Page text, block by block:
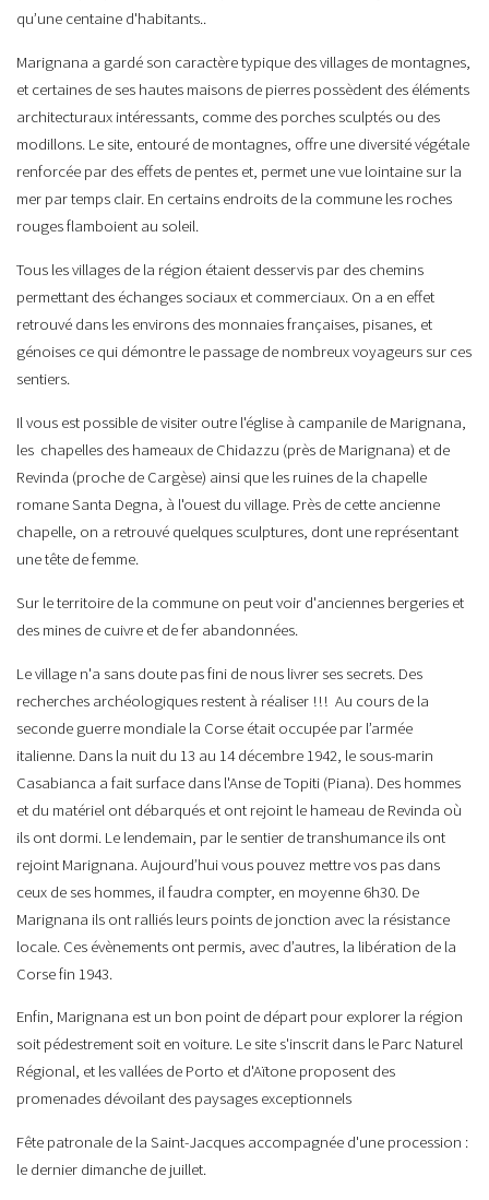
qu’une centaine d'habitants..
Marignana a gardé son caractère typique des villages de montagnes,
et certaines de ses hautes maisons de pierres possèdent des éléments
architecturaux intéressants, comme des porches sculptés ou des
modillons. Le site, entouré de montagnes, offre une diversité végétale
renforcée par des effets de pentes et, permet une vue lointaine sur la
mer par temps clair. En certains endroits de la commune les roches
rouges flamboient au soleil.
Tous les villages de la région étaient desservis par des chemins
permettant des échanges sociaux et commerciaux. On a en effet
retrouvé dans les environs des monnaies françaises, pisanes, et
génoises ce qui démontre le passage de nombreux voyageurs sur ces
sentiers.
Il vous est possible de visiter outre l'église à campanile de Marignana,
les chapelles des hameaux de Chidazzu (près de Marignana) et de
Revinda (proche de Cargèse) ainsi que les ruines de la chapelle
romane Santa Degna, à l'ouest du village. Près de cette ancienne
chapelle, on a retrouvé quelques sculptures, dont une représentant
une tête de femme.
Sur le territoire de la commune on peut voir d'anciennes bergeries et
des mines de cuivre et de fer abandonnées.
Le village n'a sans doute pas fini de nous livrer ses secrets. Des
recherches archéologiques restent à réaliser !!! Au cours de la
seconde guerre mondiale la Corse était occupée par l’armée
italienne. Dans la nuit du 13 au 14 décembre 1942, le sous-marin
Casabianca a fait surface dans l'Anse de Topiti (Piana). Des hommes
et du matériel ont débarqués et ont rejoint le hameau de Revinda où
ils ont dormi. Le lendemain, par le sentier de transhumance ils ont
rejoint Marignana. Aujourd’hui vous pouvez mettre vos pas dans
ceux de ses hommes, il faudra compter, en moyenne 6h30. De
Marignana ils ont ralliés leurs points de jonction avec la résistance
locale. Ces évènements ont permis, avec d’autres, la libération de la
Corse fin 1943.
Enfin, Marignana est un bon point de départ pour explorer la région
soit pédestrement soit en voiture. Le site s'inscrit dans le Parc Naturel
Régional, et les vallées de Porto et d'Aïtone proposent des
promenades dévoilant des paysages exceptionnels
Fête patronale de la Saint-Jacques accompagnée d'une procession :
le dernier dimanche de juillet.